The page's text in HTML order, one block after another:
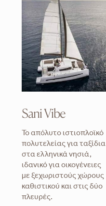
Sani Vibe
Το απόλυτο ιστιοπλοϊκό
πολυτελείας για ταξίδια
στα ελληνικά νησιά,
ιδανικό για οικογένειες
με ξεχωριστούς χώρους
καθιστικού και στις δύο
πλευρές.